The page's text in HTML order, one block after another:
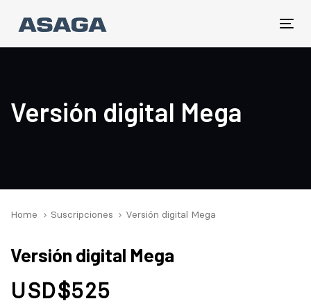
links
content
Versión digital Mega
Home Suscripciones Versión digital Mega
Versión digital Mega
USD$525
Versión
digital
Mega
cantidad